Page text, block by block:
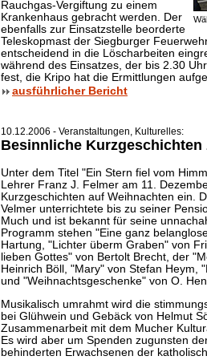
Rauchgas-Vergiftung zu einem
Krankenhaus gebracht werden. Der
ebenfalls zur Einsatzstelle beorderte
Teleskopmast der Siegburger
entscheidend in die Löscharbeiten
während des Einsatzes, der bis 2.30
fest, die Kripo hat die Ermittlungen
ausführlicher Bericht
10.12.2006 - Veranstaltungen, Kulturelles:
Besinnliche Kurzgeschichten
Unter dem Titel "Ein Stern fiel vom
Lehrer Franz J. Felmer am 11.
Kurzgeschichten auf Weihnachten ein.
Velmer unterrichtete bis zu seiner
Much und ist bekannt für seine
Programm stehen "Eine ganz
Hartung, "Lichter überm Graben" von
lieben Gottes" von Bertolt Brecht, der
Heinrich Böll, "Mary" von Stefan Heym,
und "Weihnachtsgeschenke" von O.
Musikalisch umrahmt wird die
bei Glühwein und Gebäck von Helmut
Zusammenarbeit mit dem Mucher
Es wird aber um Spenden zugunsten
behinderten Erwachsenen der